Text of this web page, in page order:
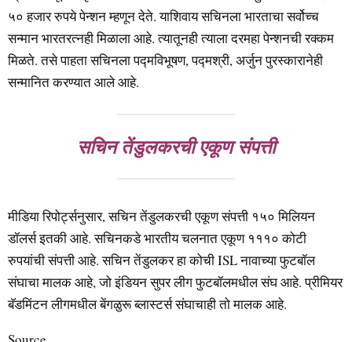
५० हजार रुपये पेन्शन म्हणून देते. याशिवाय सचिनला भारताचा सर्वोच्च
सन्मान भारतरत्नही मिळाला आहे. त्यातूनही त्याला दरमहा पेन्शनची रक्कम
मिळते. तसे पाहता सचिनला पद्मविभूषण, पद्मश्री, अर्जुन पुरस्कारानेही
सन्मानित करण्यात आले आहे.
सचिन तेंडुलकरची एकूण संपत्ती
मीडिया रिपोर्ट्सनुसार, सचिन तेंडुलकरची एकूण संपत्ती १५० मिलियन
डॉलर्स इतकी आहे. सचिनकडे भारतीय चलनात एकूण १११० कोटी
रुपयांची संपत्ती आहे. सचिन तेंडुलकर हा कोची ISL नावाच्या फुटबॉल
संघाचा मालक आहे, जो इंडियन सुपर लीग फुटबॉलमधील संघ आहे. प्रीमियर
बॅडमिंटन लीगमधील बेंगळुरू ब्लास्टर्स संघाचाही तो मालक आहे.